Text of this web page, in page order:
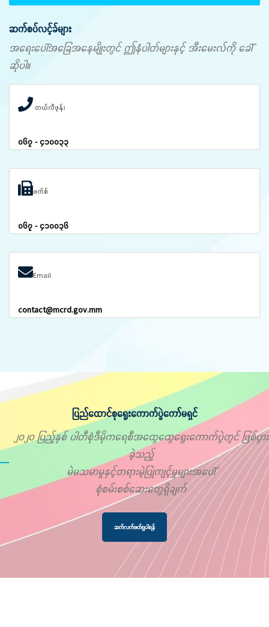
ဆက်စပ်လင့်ခ်များ
အရေးပေါ်အခြေအနေမျိုးတွင် ဤနံပါတ်များနှင့် အီးမေးလ်ကို ခေါ်
ဆိုပါ။
တယ်လီဖုန်း
၀၆၇ - ၄၁၀၀၃၃
ဖက်စ်
၀၆၇ - ၄၁၀၀၃၆
Email
contact@mcrd.gov.mm
ပြည်ထောင်စုရွေးကောက်ပွဲကော်မရှင်
၂၀၂၀ ပြည့်နှစ် ပါတီစုံဒီမိုကရေစီအထွေထွေရွေးကောက်ပွဲတွင် ဖြစ်ပွား
ခဲ့သည့်
မဲမသမာမှုနှင့်တရားမဲ့ပြုကျင့်မှုများအပေါ်
စုံစမ်းစစ်ဆေးတွေ့ရှိချက်
ဆက်လက်ဖတ်ရှုပါရန်